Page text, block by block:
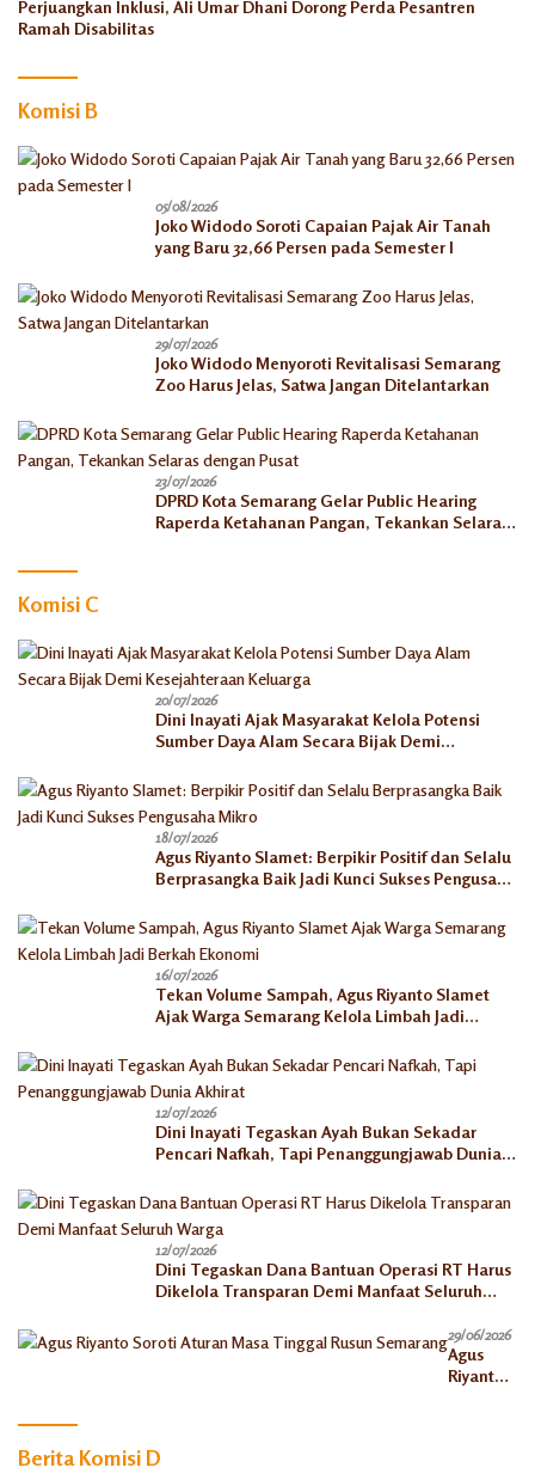
Perjuangkan Inklusi, Ali Umar Dhani Dorong Perda Pesantren
Ramah Disabilitas
Komisi B
05/08/2026
Joko Widodo Soroti Capaian Pajak Air Tanah
yang Baru 32,66 Persen pada Semester I
29/07/2026
Joko Widodo Menyoroti Revitalisasi Semarang
Zoo Harus Jelas, Satwa Jangan Ditelantarkan
23/07/2026
DPRD Kota Semarang Gelar Public Hearing
Raperda Ketahanan Pangan, Tekankan Selaras
Komisi C
20/07/2026
Dini Inayati Ajak Masyarakat Kelola Potensi
Sumber Daya Alam Secara Bijak Demi
18/07/2026
Agus Riyanto Slamet: Berpikir Positif dan Selalu
Berprasangka Baik Jadi Kunci Sukses Pengusaha
16/07/2026
Tekan Volume Sampah, Agus Riyanto Slamet
Ajak Warga Semarang Kelola Limbah Jadi
12/07/2026
Dini Inayati Tegaskan Ayah Bukan Sekadar
Pencari Nafkah, Tapi Penanggungjawab Dunia
12/07/2026
Dini Tegaskan Dana Bantuan Operasi RT Harus
Dikelola Transparan Demi Manfaat Seluruh
29/06/2026
Agus
Riyanto
Berita Komisi D